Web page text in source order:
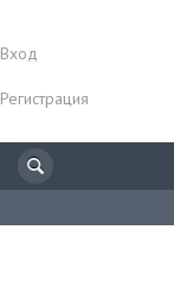
Вход
Регистрация